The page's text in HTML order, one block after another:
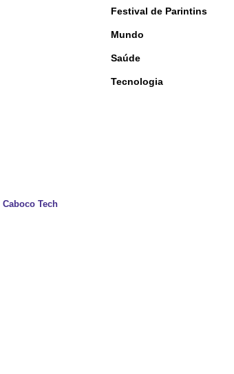
Festival de Parintins
Mundo
Saúde
Tecnologia
Caboco Tech